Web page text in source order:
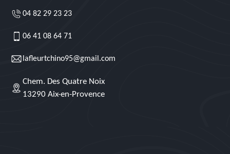
04 82 29 23 23
06 41 08 64 71
lafleurtchino95@gmail.com
Chem. Des Quatre Noix
13290 Aix-en-Provence